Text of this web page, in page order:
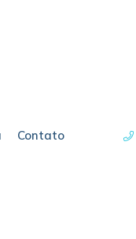
Contato